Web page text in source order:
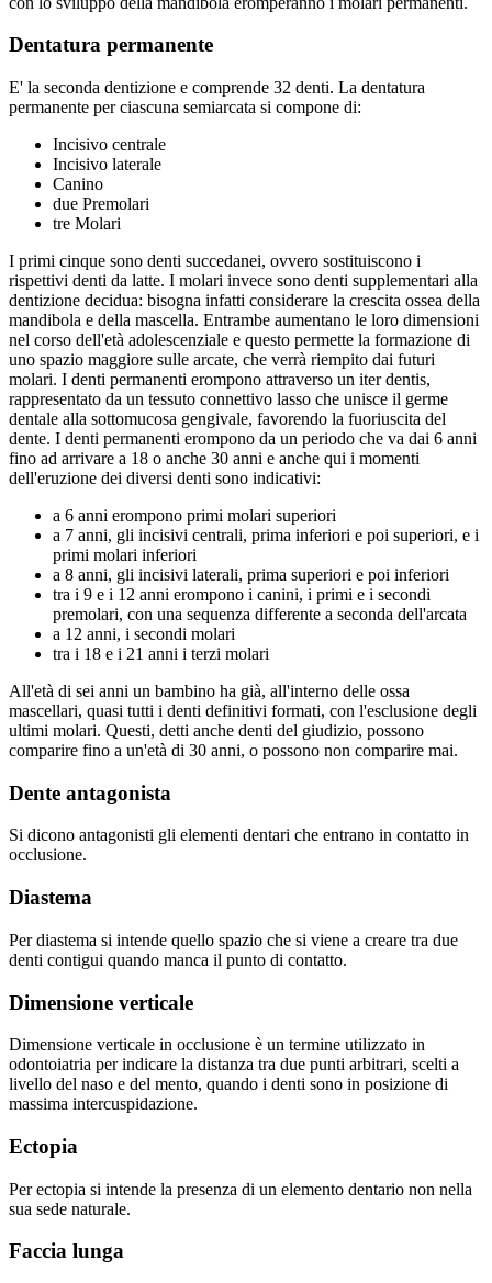
Dentatura permanente
E' la seconda dentizione e comprende 32 denti. La dentatura
permanente per ciascuna semiarcata si compone di:
Incisivo centrale
Incisivo laterale
Canino
due Premolari
tre Molari
I primi cinque sono denti succedanei, ovvero sostituiscono i
rispettivi denti da latte. I molari invece sono denti supplementari alla
dentizione decidua: bisogna infatti considerare la crescita ossea della
mandibola e della mascella. Entrambe aumentano le loro dimensioni
nel corso dell'età adolescenziale e questo permette la formazione di
uno spazio maggiore sulle arcate, che verrà riempito dai futuri
molari. I denti permanenti erompono attraverso un iter dentis,
rappresentato da un tessuto connettivo lasso che unisce il germe
dentale alla sottomucosa gengivale, favorendo la fuoriuscita del
dente. I denti permanenti erompono da un periodo che va dai 6 anni
fino ad arrivare a 18 o anche 30 anni e anche qui i momenti
dell'eruzione dei diversi denti sono indicativi:
a 6 anni erompono primi molari superiori
a 7 anni, gli incisivi centrali, prima inferiori e poi superiori, e i
primi molari inferiori
a 8 anni, gli incisivi laterali, prima superiori e poi inferiori
tra i 9 e i 12 anni erompono i canini, i primi e i secondi
premolari, con una sequenza differente a seconda dell'arcata
a 12 anni, i secondi molari
tra i 18 e i 21 anni i terzi molari
All'età di sei anni un bambino ha già, all'interno delle ossa
mascellari, quasi tutti i denti definitivi formati, con l'esclusione degli
ultimi molari. Questi, detti anche denti del giudizio, possono
comparire fino a un'età di 30 anni, o possono non comparire mai.
Dente antagonista
Si dicono antagonisti gli elementi dentari che entrano in contatto in
occlusione.
Diastema
Per diastema si intende quello spazio che si viene a creare tra due
denti contigui quando manca il punto di contatto.
Dimensione verticale
Dimensione verticale in occlusione è un termine utilizzato in
odontoiatria per indicare la distanza tra due punti arbitrari, scelti a
livello del naso e del mento, quando i denti sono in posizione di
massima intercuspidazione.
Ectopia
Per ectopia si intende la presenza di un elemento dentario non nella
sua sede naturale.
Faccia lunga